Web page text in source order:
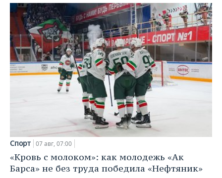
Спорт 07 авг, 07:00
«Кровь с молоком»: как молодежь «Ак
Барса» не без труда победила «Нефтяник»